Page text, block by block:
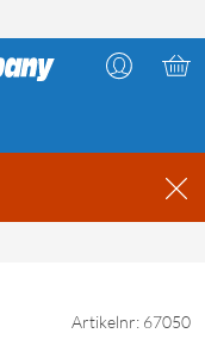
Artikelnr: 67050